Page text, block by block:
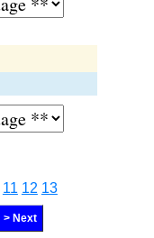
11 12 13
> Next